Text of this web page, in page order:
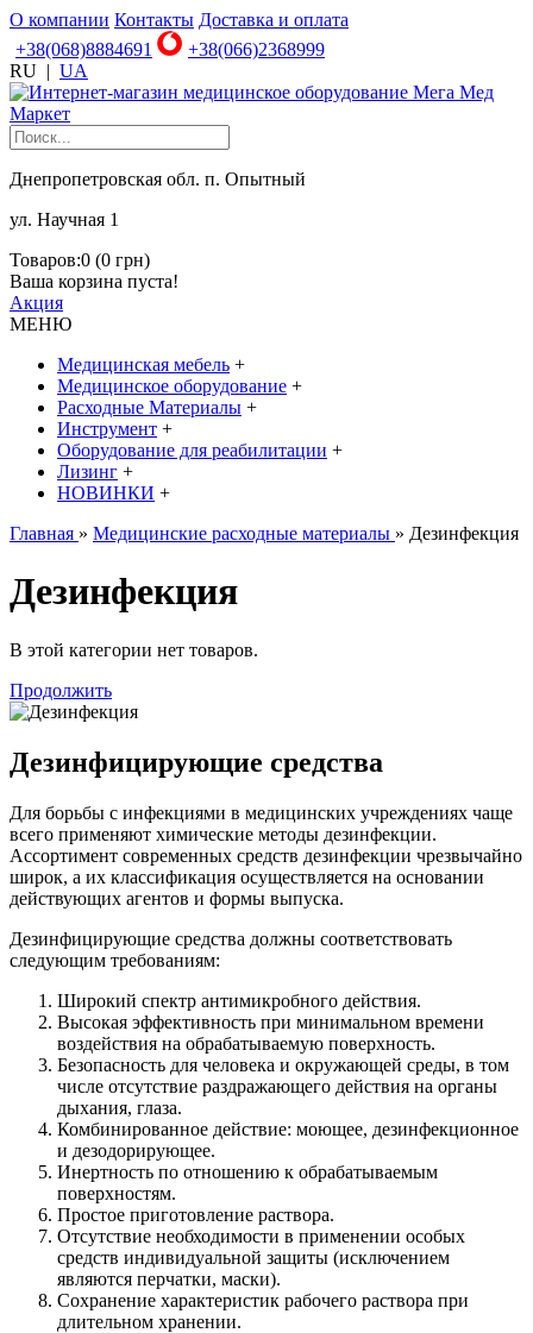
О компании Контакты Доставка и оплата
+38(068)8884691
+38(066)2368999
RU | UA
Днепропетровская обл. п. Опытный
ул. Научная 1
Товаров:0 (0 грн)
Ваша корзина пуста!
Акция
МЕНЮ
Медицинская мебель +
Медицинское оборудование +
Расходные Материалы +
Инструмент +
Оборудование для реабилитации +
Лизинг +
НОВИНКИ +
Главная » Медицинские расходные материалы » Дезинфекция
Дезинфекция
В этой категории нет товаров.
Продолжить
Дезинфицирующие средства
Для борьбы с инфекциями в медицинских учреждениях чаще
всего применяют химические методы дезинфекции.
Ассортимент современных средств дезинфекции чрезвычайно
широк, а их классификация осуществляется на основании
действующих агентов и формы выпуска.
Дезинфицирующие средства должны соответствовать
следующим требованиям:
Широкий спектр антимикробного действия.
Высокая эффективность при минимальном времени
воздействия на обрабатываемую поверхность.
Безопасность для человека и окружающей среды, в том
числе отсутствие раздражающего действия на органы
дыхания, глаза.
Комбинированное действие: моющее, дезинфекционное
и дезодорирующее.
Инертность по отношению к обрабатываемым
поверхностям.
Простое приготовление раствора.
Отсутствие необходимости в применении особых
средств индивидуальной защиты (исключением
являются перчатки, маски).
Сохранение характеристик рабочего раствора при
длительном хранении.